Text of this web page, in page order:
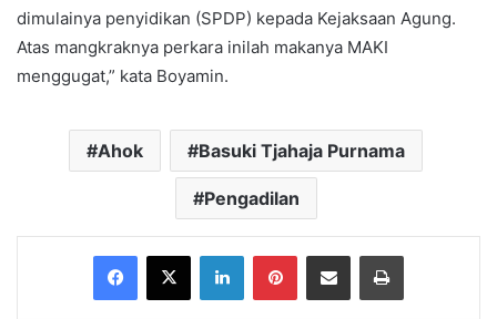
dimulainya penyidikan (SPDP) kepada Kejaksaan Agung.
Atas mangkraknya perkara inilah makanya MAKI
menggugat,” kata Boyamin.
Ahok Basuki Tjahaja Purnama
Pengadilan
Facebook
X LinkedInPinterestShare via Email Print